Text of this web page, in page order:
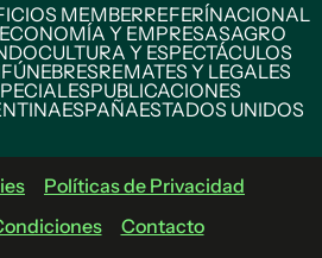
MEMBERREFERÍNACIONAL
ECONOMÍA Y EMPRESASAGRO
CULTURA Y ESPECTÁCULOS
FÚNEBRESREMATES Y LEGALES
PUBLICACIONES
ESPAÑAESTADOS UNIDOS
Políticas de Privacidad
Contacto